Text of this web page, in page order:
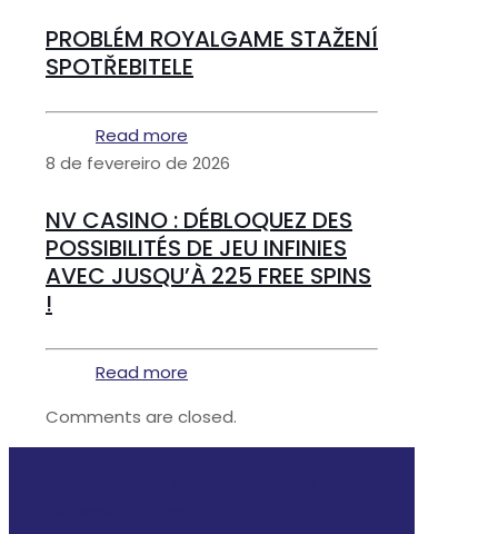
PROBLÉM ROYALGAME STAŽENÍ
SPOTŘEBITELE
Read more
8 de fevereiro de 2026
NV CASINO : DÉBLOQUEZ DES
POSSIBILITÉS DE JEU INFINIES
AVEC JUSQU’À 225 FREE SPINS
!
Read more
Comments are closed.